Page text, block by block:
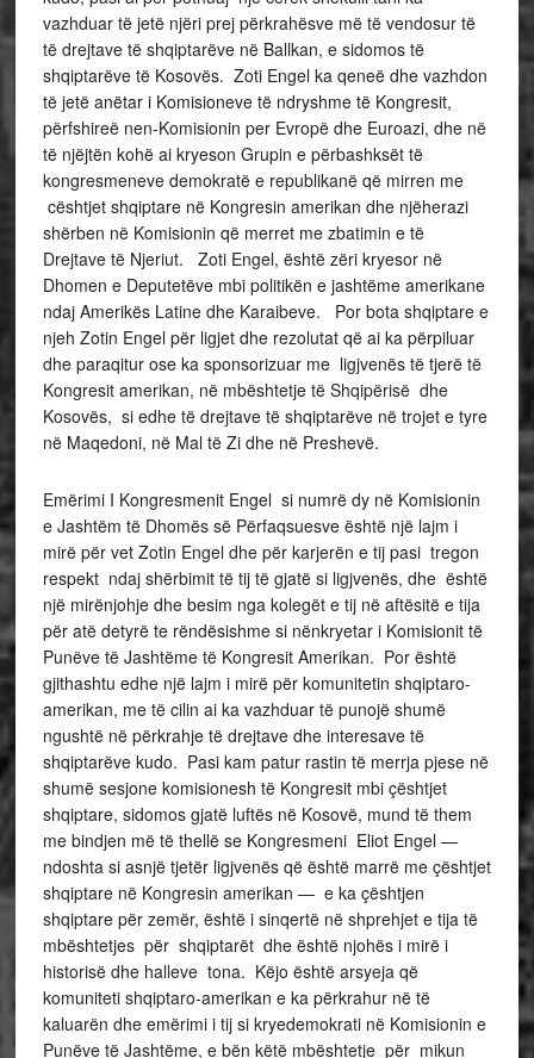
vazhduar të jetë njëri prej përkrahësve më të vendosur të
të drejtave të shqiptarëve në Ballkan, e sidomos të
shqiptarëve të Kosovës. Zoti Engel ka qeneë dhe vazhdon
të jetë anëtar i Komisioneve të ndryshme të Kongresit,
përfshireë nen-Komisionin per Evropë dhe Euroazi, dhe në
të njëjtën kohë ai kryeson Grupin e përbashksët të
kongresmeneve demokratë e republikanë që mirren me
cështjet shqiptare në Kongresin amerikan dhe njëherazi
shërben në Komisionin që merret me zbatimin e të
Drejtave të Njeriut. Zoti Engel, është zëri kryesor në
Dhomen e Deputetëve mbi politikën e jashtëme amerikane
ndaj Amerikës Latine dhe Karaibeve. Por bota shqiptare e
njeh Zotin Engel për ligjet dhe rezolutat që ai ka përpiluar
dhe paraqitur ose ka sponsorizuar me ligjvenës të tjerë të
Kongresit amerikan, në mbështetje të Shqipërisë dhe
Kosovës, si edhe të drejtave të shqiptarëve në trojet e tyre
në Maqedoni, në Mal të Zi dhe në Preshevë.
Emërimi I Kongresmenit Engel si numrë dy në Komisionin
e Jashtëm të Dhomës së Përfaqsuesve është një lajm i
mirë për vet Zotin Engel dhe për karjerën e tij pasi tregon
respekt ndaj shërbimit të tij të gjatë si ligjvenës, dhe është
një mirënjohje dhe besim nga kolegët e tij në aftësitë e tija
për atë detyrë te rëndësishme si nënkryetar i Komisionit të
Punëve të Jashtëme të Kongresit Amerikan. Por është
gjithashtu edhe një lajm i mirë për komunitetin shqiptaro-
amerikan, me të cilin ai ka vazhduar të punojë shumë
ngushtë në përkrahje të drejtave dhe interesave të
shqiptarëve kudo. Pasi kam patur rastin të merrja pjese në
shumë sesjone komisionesh të Kongresit mbi çështjet
shqiptare, sidomos gjatë luftës në Kosovë, mund të them
me bindjen më të thellë se Kongresmeni Eliot Engel —
ndoshta si asnjë tjetër ligjvenës që është marrë me çështjet
shqiptare në Kongresin amerikan — e ka çështjen
shqiptare për zemër, është i sinqertë në shprehjet e tija të
mbështetjes për shqiptarët dhe është njohës i mirë i
historisë dhe halleve tona. Këjo është arsyeja që
komuniteti shqiptaro-amerikan e ka përkrahur në të
kaluarën dhe emërimi i tij si kryedemokrati në Komisionin e
Punëve të Jashtëme, e bën këtë mbështetje për mikun